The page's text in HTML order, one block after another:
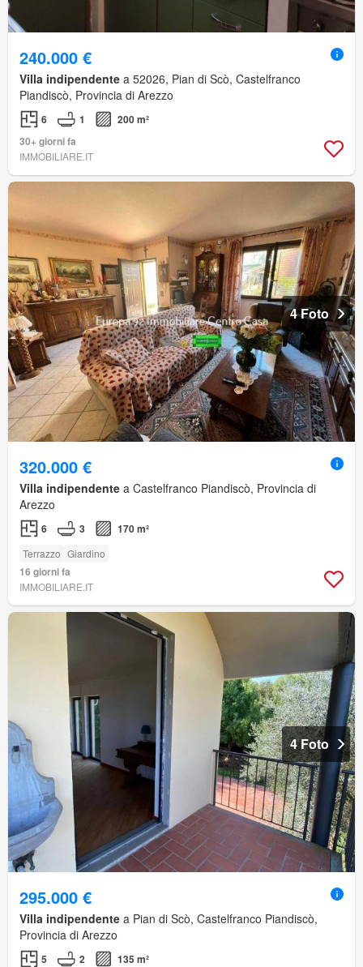
240.000 €
Villa indipendente a 52026, Pian di Scò, Castelfranco
Piandiscò, Provincia di Arezzo
6 1
200 m²
30+ giorni fa
IMMOBILIARE.IT
4 Foto
320.000 €
Villa indipendente a Castelfranco Piandiscò, Provincia di
Arezzo
6 3 170 m²
Terrazzo Giardino
16 giorni fa
IMMOBILIARE.IT
4 Foto
295.000 €
Villa indipendente a Pian di Scò, Castelfranco Piandiscò,
Provincia di Arezzo
5 2
135 m²